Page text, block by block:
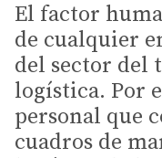
El factor
de cualquier
del sector del
logística. Por
personal que
cuadros de